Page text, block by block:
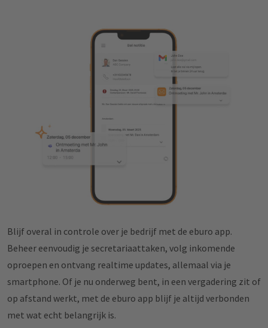
Blijf overal in controle over je bedrijf met de eburo app.
Beheer eenvoudig je secretariaattaken, volg inkomende
oproepen en ontvang realtime updates, allemaal via je
smartphone. Of je nu onderweg bent, in een vergadering zit of
op afstand werkt, met de eburo app blijf je altijd verbonden
met wat echt belangrijk is.